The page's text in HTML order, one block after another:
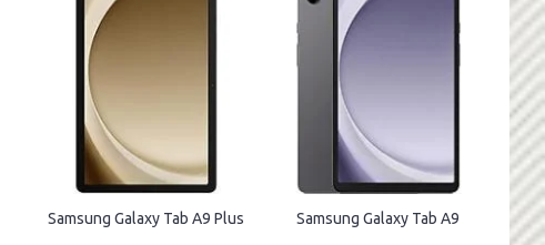
Samsung Galaxy Tab A9 Plus Samsung Galaxy Tab A9